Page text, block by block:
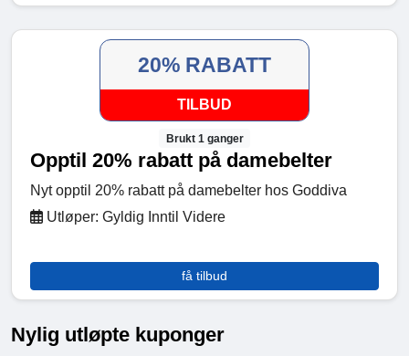
20% RABATT
TILBUD
Brukt 1 ganger
Opptil 20% rabatt på damebelter
Nyt opptil 20% rabatt på damebelter hos Goddiva
Utløper: Gyldig Inntil Videre
få tilbud
Nylig utløpte kuponger